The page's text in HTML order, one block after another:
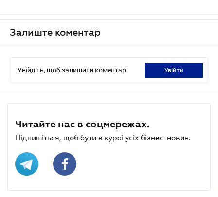
Залиште коментар
Увійдіть, щоб залишити коментар увійти
Читайте нас в соцмережах.
Підпишіться, щоб бути в курсі усіх бізнес-новин.